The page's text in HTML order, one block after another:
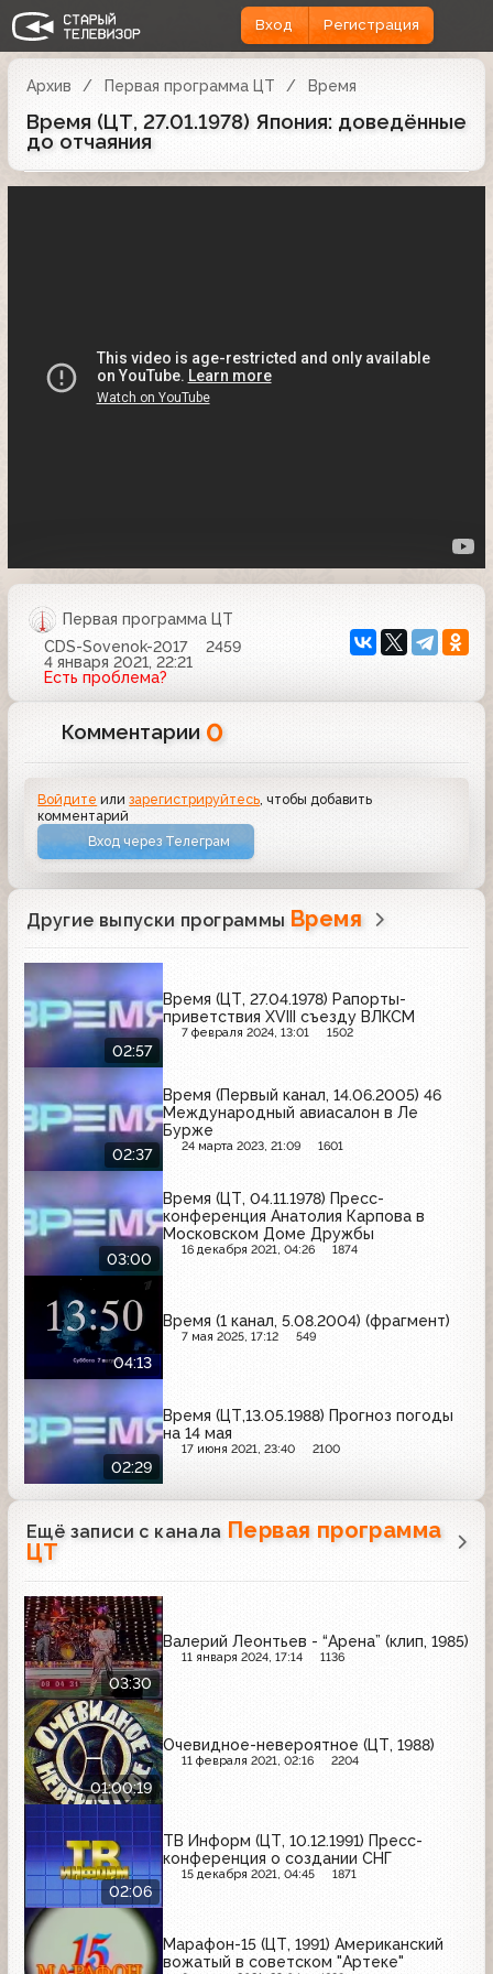
Вход Регистрация
Архив Первая программа ЦТ Время
Время (ЦТ, 27.01.1978) Япония: доведённые
до отчаяния
Первая программа ЦТ
CDS-Sovenok-2017
2459
4 января 2021, 22:21
Есть проблема?
Комментарии 0
Войдите илизарегистрируйтесь , чтобы добавить
комментарий
Вход через Телеграм
Другие выпуски программы Время
02:57
Время (ЦТ, 27.04.1978) Рапорты-
приветствия XVIII съезду ВЛКСМ
7 февраля 2024, 13:01 1502
02:37
Время (Первый канал, 14.06.2005) 46
Международный авиасалон в Ле
Бурже
24 марта 2023, 21:09 1601
03:00
Время (ЦТ, 04.11.1978) Пресс-
конференция Анатолия Карпова в
Московском Доме Дружбы
16 декабря 2021, 04:26 1874
04:13
Время (1 канал, 5.08.2004) (фрагмент)
7 мая 2025, 17:12 549
02:29
Время (ЦТ,13.05.1988) Прогноз погоды
на 14 мая
17 июня 2021, 23:40 2100
Ещё записи с канала Первая программа
ЦТ
03:30
Валерий Леонтьев - “Арена” (клип, 1985)
11 января 2024, 17:14 1136
01:00:19
Очевидное-невероятное (ЦТ, 1988)
11 февраля 2021, 02:16 2204
02:06
ТВ Информ (ЦТ, 10.12.1991) Пресс-
конференция о создании СНГ
15 декабря 2021, 04:45 1871
Марафон-15 (ЦТ, 1991) Американский
вожатый в советском "Артеке"